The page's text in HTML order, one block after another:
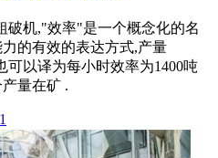
破机,"效率"是一个概念化的名
的有效的表达方式,产量
可以译为每小时效率为1400吨
量在矿 .